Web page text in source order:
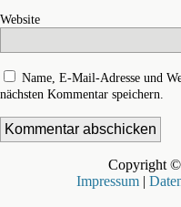
Website
Name, E-Mail-Adresse und
nächsten Kommentar speichern.
Copyright
Impressum |